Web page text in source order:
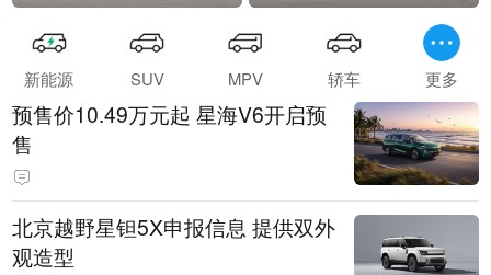
新能源 SUV MPV 轿车 更多
预售价10.49万元起 星海V6开启预
售
北京越野星钽5X申报信息 提供双外
观造型